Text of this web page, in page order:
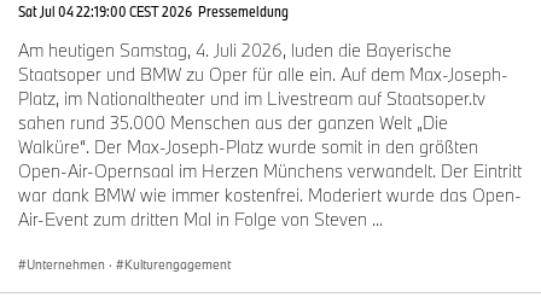
Sat Jul 04 22:19:00 CEST 2026 Pressemeldung
Am heutigen Samstag, 4. Juli 2026, luden die Bayerische
Staatsoper und BMW zu Oper für alle ein. Auf dem Max-Joseph-
Platz, im Nationaltheater und im Livestream auf Staatsoper.tv
sahen rund 35.000 Menschen aus der ganzen Welt „Die
Walküre“. Der Max-Joseph-Platz wurde somit in den größten
Open-Air-Opernsaal im Herzen Münchens verwandelt. Der Eintritt
war dank BMW wie immer kostenfrei. Moderiert wurde das Open-
Air-Event zum dritten Mal in Folge von Steven ...
Unternehmen · Kulturengagement